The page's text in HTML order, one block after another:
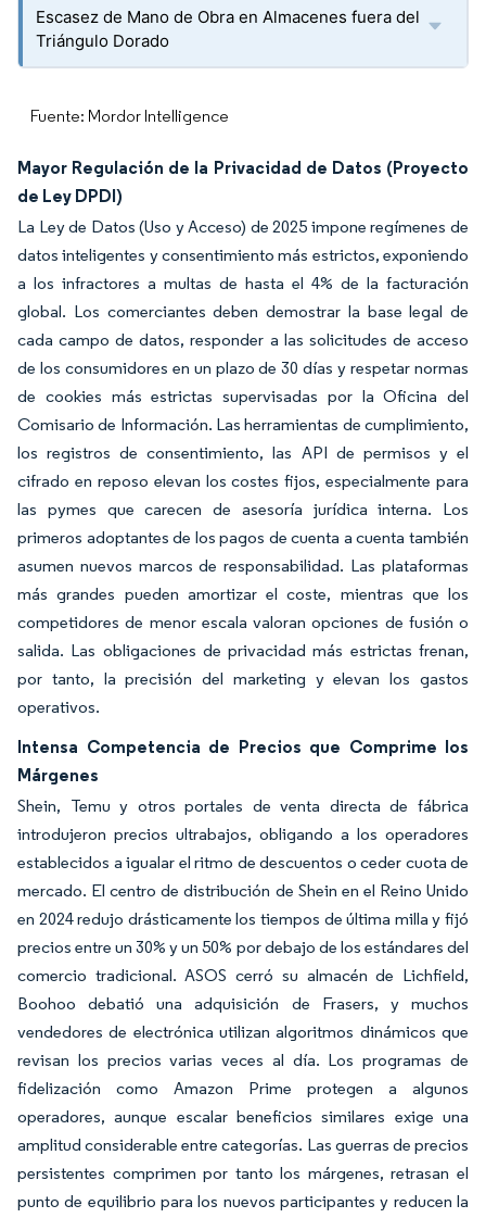
Escasez de Mano de Obra en Almacenes fuera del
Triángulo Dorado
Fuente: Mordor Intelligence
Mayor Regulación de la Privacidad de Datos (Proyecto
de Ley DPDI)
La Ley de Datos (Uso y Acceso) de 2025 impone regímenes de
datos inteligentes y consentimiento más estrictos, exponiendo
a los infractores a multas de hasta el 4% de la facturación
global. Los comerciantes deben demostrar la base legal de
cada campo de datos, responder a las solicitudes de acceso
de los consumidores en un plazo de 30 días y respetar normas
de cookies más estrictas supervisadas por la Oficina del
Comisario de Información. Las herramientas de cumplimiento,
los registros de consentimiento, las API de permisos y el
cifrado en reposo elevan los costes fijos, especialmente para
las pymes que carecen de asesoría jurídica interna. Los
primeros adoptantes de los pagos de cuenta a cuenta también
asumen nuevos marcos de responsabilidad. Las plataformas
más grandes pueden amortizar el coste, mientras que los
competidores de menor escala valoran opciones de fusión o
salida. Las obligaciones de privacidad más estrictas frenan,
por tanto, la precisión del marketing y elevan los gastos
operativos.
Intensa Competencia de Precios que Comprime los
Márgenes
Shein, Temu y otros portales de venta directa de fábrica
introdujeron precios ultrabajos, obligando a los operadores
establecidos a igualar el ritmo de descuentos o ceder cuota de
mercado. El centro de distribución de Shein en el Reino Unido
en 2024 redujo drásticamente los tiempos de última milla y fijó
precios entre un 30% y un 50% por debajo de los estándares del
comercio tradicional. ASOS cerró su almacén de Lichfield,
Boohoo debatió una adquisición de Frasers, y muchos
vendedores de electrónica utilizan algoritmos dinámicos que
revisan los precios varias veces al día. Los programas de
fidelización como Amazon Prime protegen a algunos
operadores, aunque escalar beneficios similares exige una
amplitud considerable entre categorías. Las guerras de precios
persistentes comprimen por tanto los márgenes, retrasan el
punto de equilibrio para los nuevos participantes y reducen la